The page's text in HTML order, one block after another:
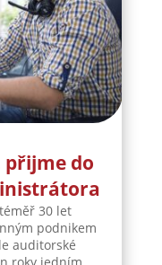
přijme do
30 let
podnikem
auditorské